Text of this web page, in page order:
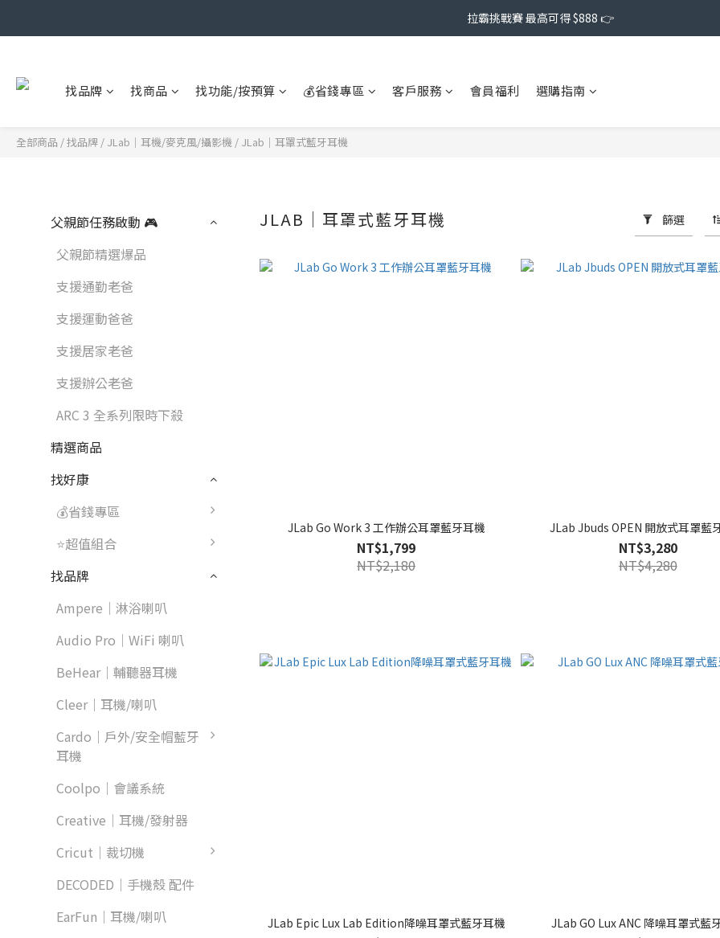
拉霸挑戰賽 最高可得 $888 👉
找品牌 找商品 找功能/按預算 💰省錢專區 客戶服務 會員福利 選購指南
全部商品 /找品牌 / JLab｜耳機/麥克風/攝影機 / JLab｜耳罩式藍牙耳機
父親節任務啟動 🎮
父親節精選爆品
支援通勤老爸
支援運動爸爸
支援居家老爸
支援辦公老爸
ARC 3 全系列限時下殺
精選商品
找好康
💰省錢專區
⭐超值組合
找品牌
Ampere｜淋浴喇叭
Audio Pro｜WiFi 喇叭
BeHear｜輔聽器耳機
Cleer｜耳機/喇叭
Cardo｜戶外/安全帽藍牙
耳機
Coolpo｜會議系統
Creative｜耳機/發射器
Cricut｜裁切機
DECODED｜手機殼 配件
EarFun｜耳機/喇叭
JLAB｜耳罩式藍牙耳機 篩選
JLab Go Work 3 工作辦公耳罩藍牙耳機
NT$1,799
NT$2,180
JLab Jbuds OPEN 開放式耳罩藍
NT$3,280
NT$4,280
JLab Epic Lux Lab Edition降噪耳罩式藍牙耳機 JLab GO Lux ANC 降噪耳罩式藍